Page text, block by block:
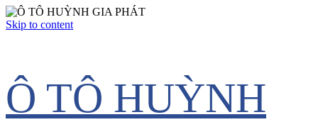
Skip to content
Ô TÔ HUỲNH